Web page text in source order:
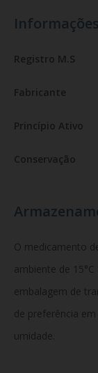
Informações
Registro M.S
Fabricante
Princípio Ativo
Conservação
O medicamento
ambiente de
embalagem de
de preferência
umidade.